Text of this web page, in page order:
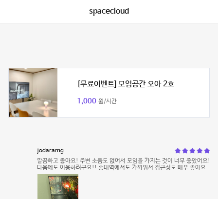
spacecloud
[무료이벤트] 모임공간 오아 2호
1,000 원/시간
jodaramg
깔끔하고 좋아요! 주변 소음도 없어서 모임을 가지는 것이 너무 좋았어요!
다음에도 이용하려구요!! 홍대역에서도 가까워서 접근성도 매우 좋아요.